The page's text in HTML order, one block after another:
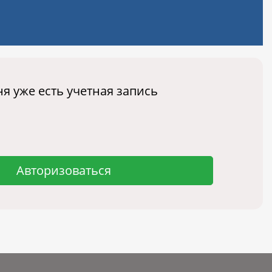
уже есть учетная запись
Авторизоваться